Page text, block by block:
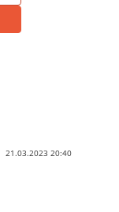
21.03.2023 20:40